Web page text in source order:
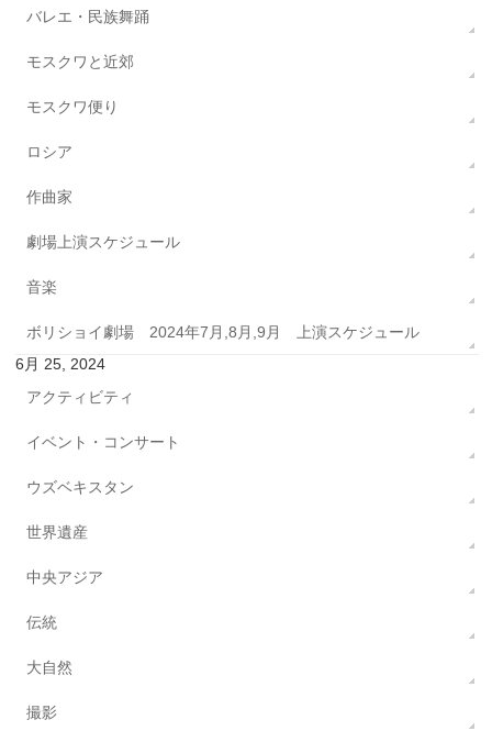
バレエ・民族舞踊
モスクワと近郊
モスクワ便り
ロシア
作曲家
劇場上演スケジュール
音楽
ボリショイ劇場 2024年7月,8月,9月 上演スケジュール
6月 25, 2024
アクティビティ
イベント・コンサート
ウズベキスタン
世界遺産
中央アジア
伝統
大自然
撮影